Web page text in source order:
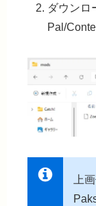
ダウンロ
Pal/
上